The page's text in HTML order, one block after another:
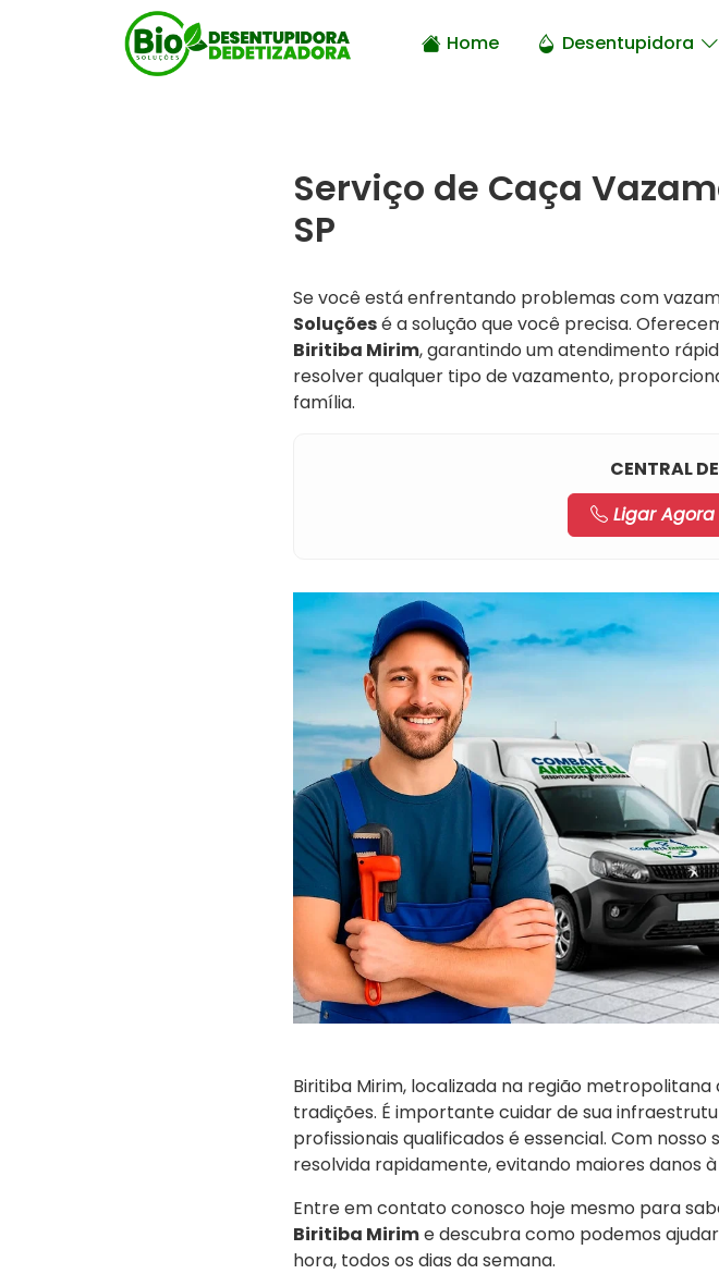
Home Desentupidora
Serviço de Caça
SP
Se você está enfrentando problemas com
Soluçõesé a solução que você precisa.
Biritiba Mirim, garantindo um atendimento
resolver qualquer tipo de vazamento,
família.
CENTRAL
Ligar Agora
Biritiba Mirim, localizada na região
tradições. É importante cuidar de sua
profissionais qualificados é essencial. Com
resolvida rapidamente, evitando maiores danos
Entre em contato conosco hoje mesmo para
Biritiba Mirime descubra como podemos
hora, todos os dias da semana.